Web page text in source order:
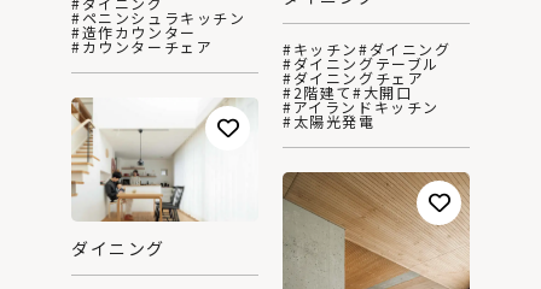
#キッチン#ダイニング
#ダイニングテーブル
#ダイニングチェア
#2階建て#大開口
#アイランドキッチン
#太陽光発電
#ペニンシュラキッチン
#造作カウンター
#カウンターチェア
ダイニング